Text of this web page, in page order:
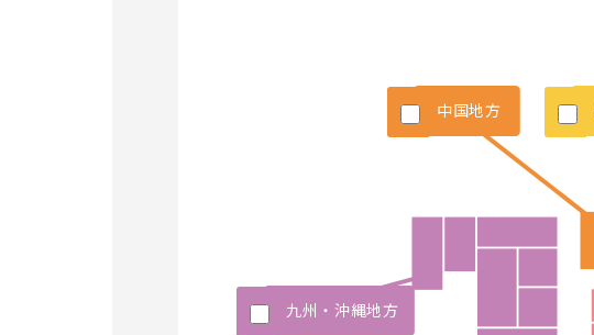
九州・沖縄地方
中国地方